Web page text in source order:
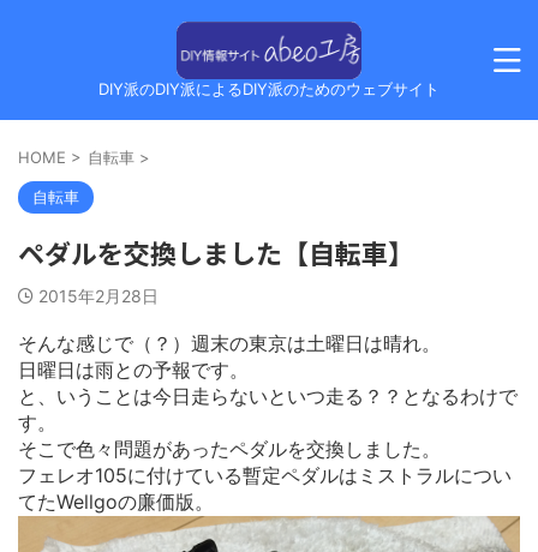
DIY派のDIY派によるDIY派のためのウェブサイト
HOME > 自転車 >
自転車
ペダルを交換しました【自転車】
2015年2月28日
そんな感じで（？）週末の東京は土曜日は晴れ。
日曜日は雨との予報です。
と、いうことは今日走らないといつ走る？？となるわけで
す。
そこで色々問題があったペダルを交換しました。
フェレオ105に付けている暫定ペダルはミストラルについ
てたWellgoの廉価版。